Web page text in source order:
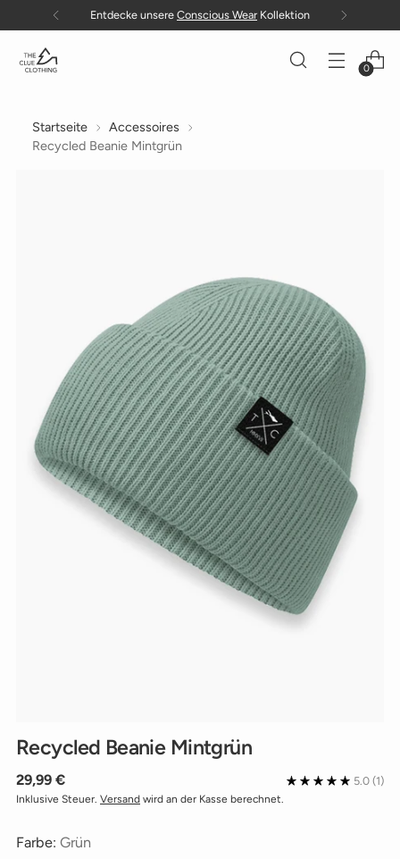
Gratis Versand in die EU ab 100 €
0
Startseite
Accessoires
Recycled Beanie Mintgrün
Recycled Beanie Mintgrün
Regulärer
Preis
29,99 € 5.0 (1)
Inklusive Steuer. Versand wird an der Kasse berechnet.
Farbe: Grün